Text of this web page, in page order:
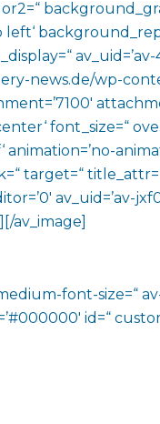
av_uid=’av-
news.de/wp-
font_size=“
target=“
av_uid=’av-
av_image]
font-size=“
id=“